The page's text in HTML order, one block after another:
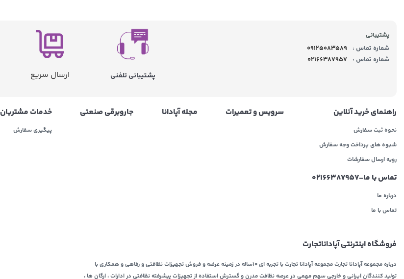
پشتیبانی
شماره تماس :
09125083589
شماره تماس :
02166387957
پشتیبانی تلفنی ارسال سریع
راهنمای خرید آنلاین
نحوه ثبت سفارش
شیوه های پرداخت وجه سفارش
رویه ارسال سفارشات
سرویس و تعمیرات مجله آپادانا جاروبرقی صنعتی خدمات مشتریان
پیگیری سفارش
تماس با ما-02166387957
درباره ما
تماس با ما
فروشگاه اینترنتی آپاداناتجارت
درباره مجموعه آپادانا تجارت مجموعه آپادانا تجارت با تجربه ای 10ساله در زمینه عرضه و فروش تجهیزات نظافتی و رفاهی و همکاری با
تولید کنندگان ایرانی و خارجی سهم مهمی در عرصه نظافت مدرن و گسترش استفاده از تجهیزات پیشرفته نظافتی در ادارات ، ارگان ها ،